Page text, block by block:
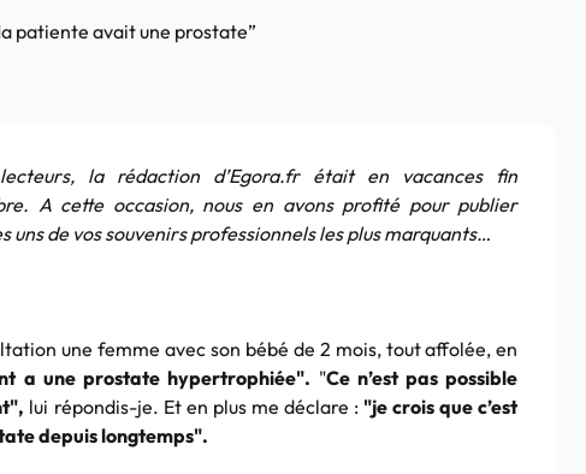
patiente avait une prostate”
la rédaction d’Egora.fr était en vacances fin
A cette occasion, nous en avons profité pour publier
uns devos souvenirs professionnels les plus marquants…
une femme avec son bébé de 2 mois, tout affolée, en
a une prostate hypertrophiée". "Ce n’est pas possible
lui répondis-je. Et en plus me déclare : "je crois que c’est
depuis longtemps".